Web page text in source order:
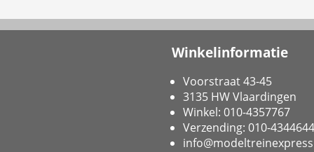
Winkelinformatie
Voorstraat 43-45
3135 HW Vlaardingen
Winkel: 010-4357767
Verzending: 010-4344644